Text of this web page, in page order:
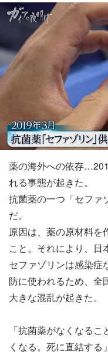
薬の海外への依存
れる事態が起きた。
抗菌薬の一つ「セファ
だ。
原因は、薬の原材料を
こと。それにより、日
セファゾリンは感染症
防に使われるため、全
大きな混乱が起きた。
「抗菌薬がなくなる
くなる。死に直結する